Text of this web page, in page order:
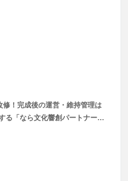
！完成後の運営・維持管理は
る「なら文化響創パートナー…